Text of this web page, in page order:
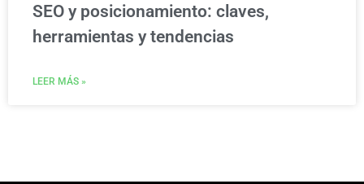
SEO y posicionamiento: claves,
herramientas y tendencias
LEER MÁS »